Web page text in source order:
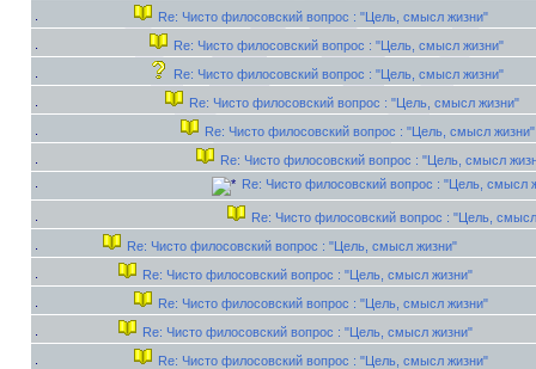
Re: Чисто филосовский вопрос : "Цель, смысл жизни"
Re: Чисто филосовский вопрос : "Цель, смысл жизни"
Re: Чисто филосовский вопрос : "Цель, смысл жизни"
Re: Чисто филосовский вопрос : "Цель, смысл жизни"
Re: Чисто филосовский вопрос : "Цель, смысл жизни"
Re: Чисто филосовский вопрос : "Цель, смысл
Re: Чисто филосовский вопрос : "Цель, смысл
Re: Чисто филосовский вопрос : "Цель,
Re: Чисто филосовский вопрос : "Цель, смысл жизни"
Re: Чисто филосовский вопрос : "Цель, смысл жизни"
Re: Чисто филосовский вопрос : "Цель, смысл жизни"
Re: Чисто филосовский вопрос : "Цель, смысл жизни"
Re: Чисто филосовский вопрос : "Цель, смысл жизни"